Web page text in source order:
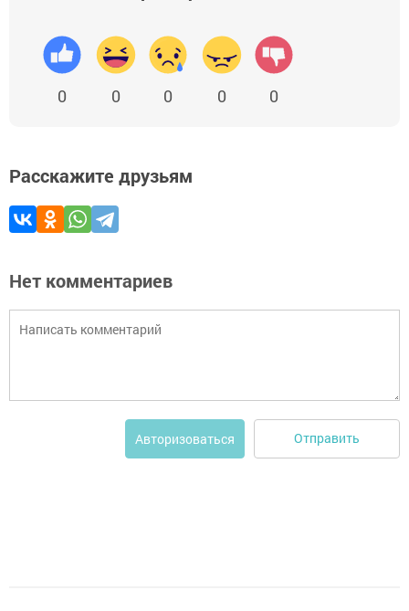
0 0 0 0 0
Расскажите друзьям
Нет комментариев
Авторизоваться Отправить